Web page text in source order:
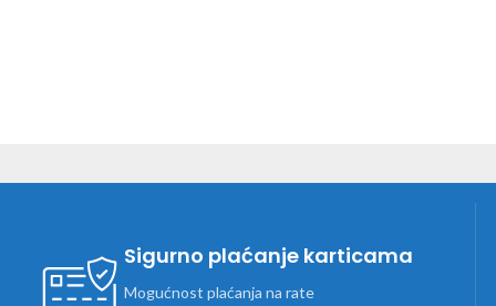
Sigurno plaćanje karticama
Mogućnost plaćanja na rate